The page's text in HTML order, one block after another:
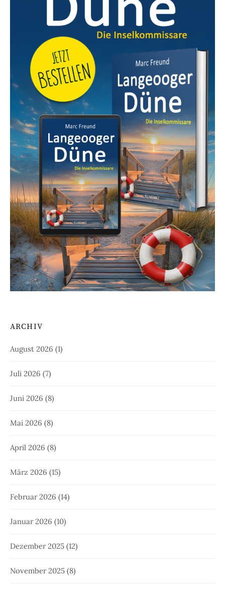
ARCHIV
August 2026 (1)
Juli 2026 (7)
Juni 2026 (8)
Mai 2026 (8)
April 2026 (8)
März 2026 (15)
Februar 2026 (14)
Januar 2026 (10)
Dezember 2025 (12)
November 2025 (8)